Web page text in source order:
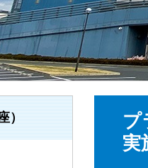
）
プ
実